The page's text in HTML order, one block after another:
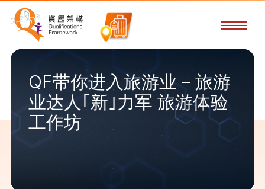
QF带你进入旅游业 – 旅游
业达人｢新｣力军 旅游体验
工作坊